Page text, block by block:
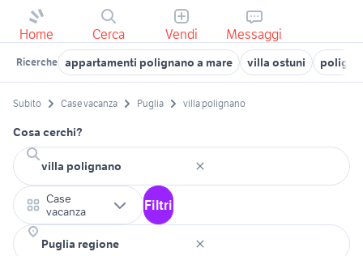
Home Cerca Vendi Messaggi
Ricerche appartamenti polignano a mare villa ostuni
Subito Case vacanza Puglia villa polignano
Cosa cerchi?
Case
vacanza
Filtri